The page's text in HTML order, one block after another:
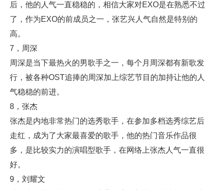
后，他的人气一直稳稳的，相信大家对EXO是在熟悉不过
了，作为EXO的前成员之一，张艺兴人气自然是特别的
高。
7，周深
周深是当下最热火的男歌手之一，每个月周深都有新歌发
行，被各种OST追捧的周深加上综艺节目的加持让他的人
气稳稳的前进。
8，张杰
张杰是内地非常热门的选秀歌手，在参加多档选秀综艺后
走红，成为了大家最喜爱的歌手，他的热门音乐作品很
多，是比较实力的演唱型歌手，在网络上张杰人气一直很
好。
9，刘耀文